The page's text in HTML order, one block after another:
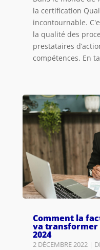
la certification
incontournable.
la qualité des
prestataires
compétences. En
Comment la
va transformer
2024
2 DÉCEMBRE 2022|